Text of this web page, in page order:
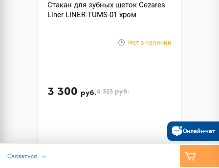
Стакан для зубных щеток Cezares
Liner LINER-TUMS-01 хром
Нет в наличии
3 300 руб.4 323руб.
Связаться
Онлайн-чат